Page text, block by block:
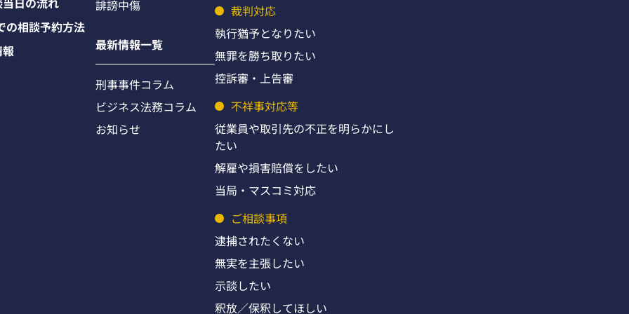
の相談予約方法
誹謗中傷
最新情報一覧
刑事事件コラム
ビジネス法務コラム
お知らせ
裁判対応
執行猶予となりたい
無罪を勝ち取りたい
控訴審・上告審
不祥事対応等
従業員や取引先の不正を明らかにし
たい
解雇や損害賠償をしたい
当局・マスコミ対応
ご相談事項
逮捕されたくない
無実を主張したい
示談したい
釈放／保釈してほしい